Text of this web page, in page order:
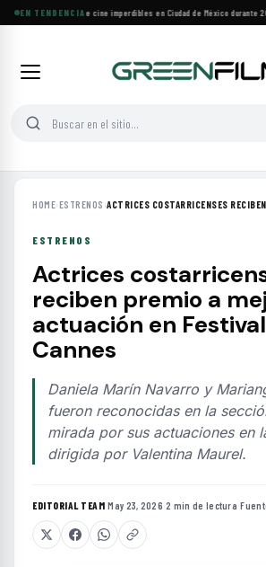
EN TENDENCIA
Cuatro festivales de cine imperdibles en Ciudad de México durante
HOME›ESTRENOS ›ACTRICES COSTARRICENSES
ESTRENOS
Actrices
reciben premio a
actuación en
Cannes
Daniela Marín Navarro y
fueron reconocidas en la
mirada por sus actuaciones en
dirigida por Valentina Maurel.
EDITORIAL TEAM·May 23, 2026·2 min de lectura·